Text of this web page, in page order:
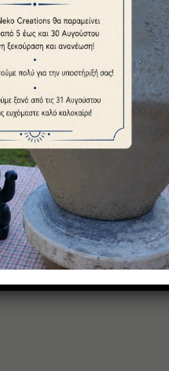
Λαμπάδα λευκή σπιτάκι
15,00€